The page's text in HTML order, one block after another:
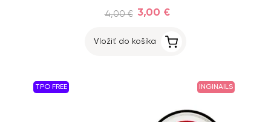
4,00 € 3,00 €
Vložiť do košíka
TPO FREE INGINAILS